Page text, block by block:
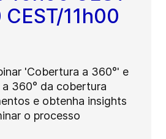
11h00
'Cobertura a 360°' e
360° da cobertura
e obtenha insights
o processo